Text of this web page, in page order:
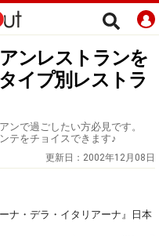
ンレストランを
イプ別レストラ
ンで過ごしたい方必見です。
テをチョイスできます♪
更新日： 2002年12月08日
ナ・デラ・イタリアーナ』日本